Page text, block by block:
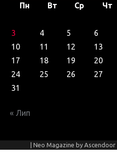
Пн
Вт Ср Чт
3
4 5 6
10
11 12 13
17
18 19 20
24
25 26 27
31
« Лип
| Neo Magazine by Ascendoor